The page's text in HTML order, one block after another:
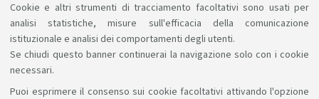
Cookie e altri strumenti di tracciamento facoltativi sono usati per
analisi statistiche, misure sull'efficacia della comunicazione
istituzionale e analisi dei comportamenti degli utenti.
Se chiudi questo banner continuerai la navigazione solo con i cookie
necessari.
Puoi esprimere il consenso sui cookie facoltativi attivando l'opzione
Maggiori informazioni
Sosteniamo il diritto alla conoscenza